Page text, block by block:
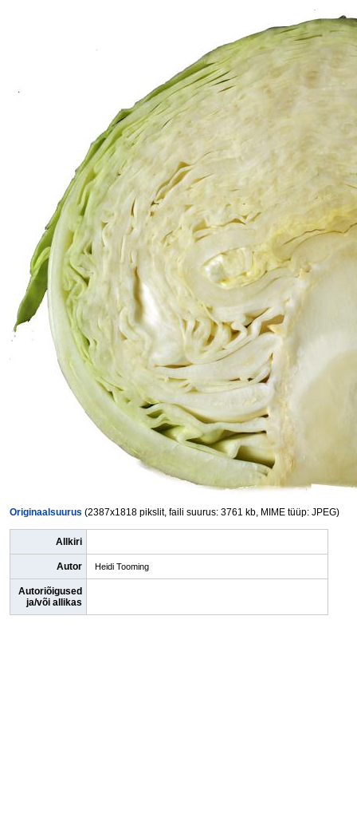
Originaalsuurus (2387x1818 pikslit, faili suurus: 3761 kb, MIME tüüp: JPEG)
Allkiri
Autor Heidi Tooming
Autoriõigused
ja/või allikas